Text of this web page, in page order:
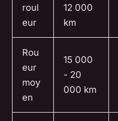
roul
eur
12 000
km
Rou
eur
moy
en
15 000
- 20
000 km